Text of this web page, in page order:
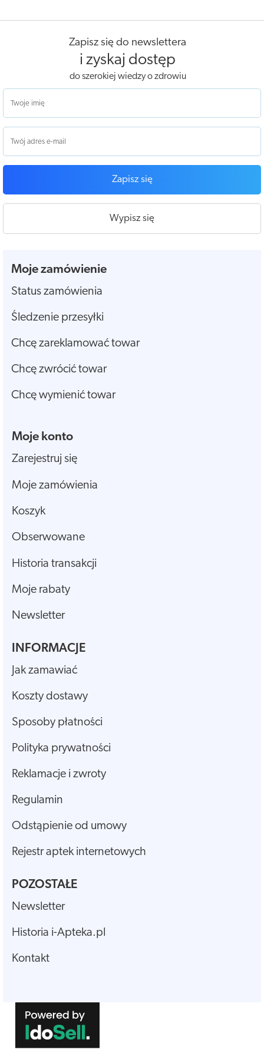
Zapisz się do newslettera
i zyskaj dostęp
do szerokiej wiedzy o zdrowiu
Zapisz się
Wypisz się
Moje zamówienie
Status zamówienia
Śledzenie przesyłki
Chcę zareklamować towar
Chcę zwrócić towar
Chcę wymienić towar
Moje konto
Zarejestruj się
Moje zamówienia
Koszyk
Obserwowane
Historia transakcji
Moje rabaty
Newsletter
INFORMACJE
Jak zamawiać
Koszty dostawy
Sposoby płatności
Polityka prywatności
Reklamacje i zwroty
Regulamin
Odstąpienie od umowy
Rejestr aptek internetowych
POZOSTAŁE
Newsletter
Historia i-Apteka.pl
Kontakt